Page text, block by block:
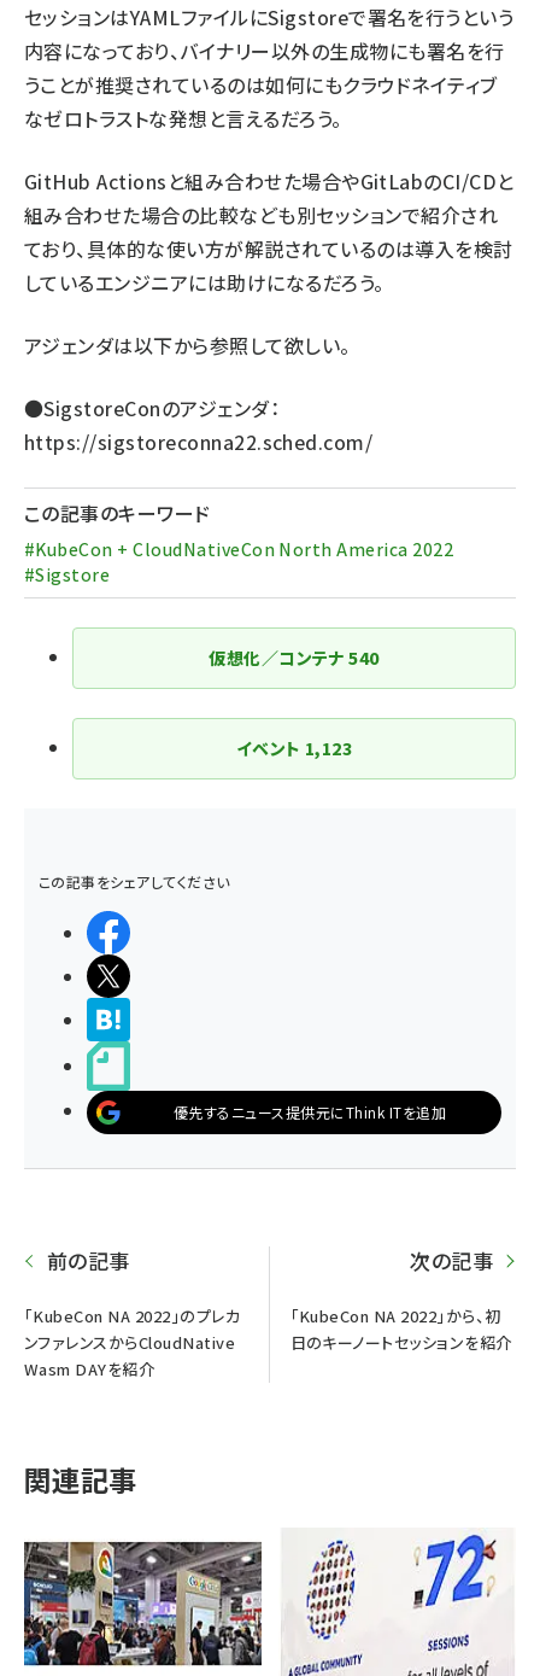
セッションはYAMLファイルにSigstoreで署名を行うという
内容になっており、バイナリー以外の生成物にも署名を行
うことが推奨されているのは如何にもクラウドネイティブ
なゼロトラストな発想と言えるだろう。
GitHub Actionsと組み合わせた場合やGitLabのCI/CDと
組み合わせた場合の比較なども別セッションで紹介され
ており、具体的な使い方が解説されているのは導入を検討
しているエンジニアには助けになるだろう。
アジェンダは以下から参照して欲しい。
●SigstoreConのアジェンダ：
https://sigstoreconna22.sched.com/
この記事のキーワード
#KubeCon + CloudNativeCon North America 2022
#Sigstore
仮想化／コンテナ540
イベント 1,123
この記事をシェアしてください
優先するニュース提供元にThink ITを追加
前の記事
「KubeCon NA 2022」のプレカ
ンファレンスからCloudNative
Wasm DAYを紹介
次の記事
「KubeCon NA 2022」から、初
日のキーノートセッションを紹介
関連記事